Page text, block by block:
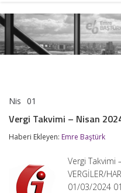
Nis 01
–
2024
Vergi Takvimi – Nisan
Haberi Ekleyen: Emre Baştürk
Vergi Takvimi
VERGİLER/
01/03/2024